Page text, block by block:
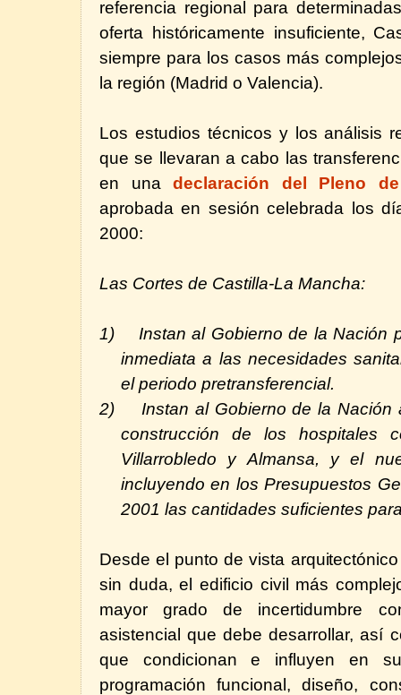
referencia regional para
oferta históricamente insuficiente,
siempre para los casos más
la región (Madrid o Valencia).
Los estudios técnicos y los análisis
que se llevaran a cabo las
en unadeclaración del Pleno
aprobada en sesión celebrada los
2000:
Las Cortes de Castilla-La Mancha:
1)
Instan al Gobierno de la Nación
inmediata a las necesidades
el periodo pretransferencial.
2)
Instan al Gobierno de la
construcción de los hospitales
Villarrobledo y Almansa, y el
incluyendo en los Presupuestos
2001 las cantidades suficientes
Desde el punto de vista
sin duda, el edificio civil más
mayor grado de incertidumbre
asistencial que debe desarrollar, así
que condicionan e influyen en su
programación funcional, diseño,